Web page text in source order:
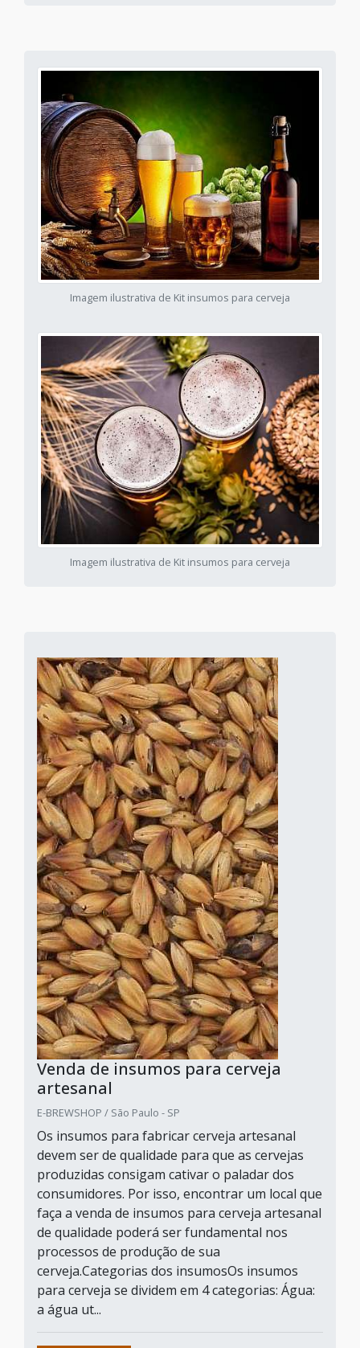
Imagem ilustrativa de Kit insumos para cerveja
Imagem ilustrativa de Kit insumos para cerveja
Venda de insumos para cerveja
artesanal
E-BREWSHOP / São Paulo - SP
Os insumos para fabricar cerveja artesanal
devem ser de qualidade para que as cervejas
produzidas consigam cativar o paladar dos
consumidores. Por isso, encontrar um local que
faça a venda de insumos para cerveja artesanal
de qualidade poderá ser fundamental nos
processos de produção de sua
cerveja.Categorias dos insumosOs insumos
para cerveja se dividem em 4 categorias: Água:
a água ut...